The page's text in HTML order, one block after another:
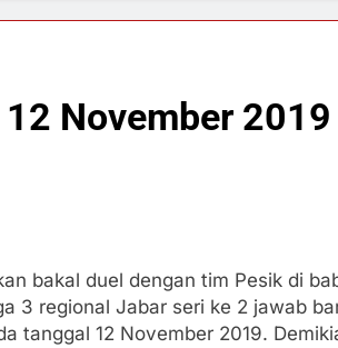
November 2019
bakal duel dengan tim Pesik di
3 regional Jabar seri ke 2 jawab
tanggal 12 November 2019.